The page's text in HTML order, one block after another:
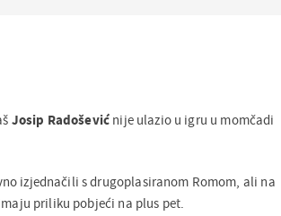
Josip Radošević nije ulazio u igru u momčadi
izjednačili s drugoplasiranom Romom, ali na
priliku pobjeći na plus pet.